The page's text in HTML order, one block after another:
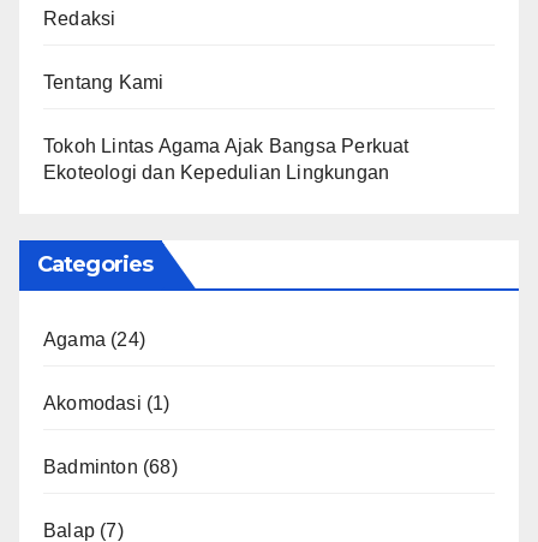
Redaksi
Tentang Kami
Tokoh Lintas Agama Ajak Bangsa Perkuat
Ekoteologi dan Kepedulian Lingkungan
Categories
Agama (24)
Akomodasi (1)
Badminton (68)
Balap (7)